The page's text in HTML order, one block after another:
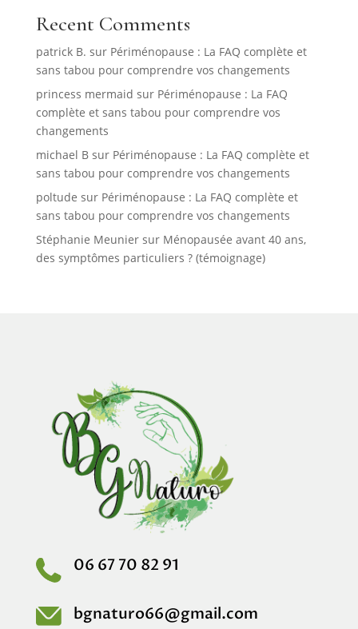
Recent Comments
patrick B. sur Périménopause : La FAQ complète et
sans tabou pour comprendre vos changements
princess mermaid sur Périménopause : La FAQ
complète et sans tabou pour comprendre vos
changements
michael Bsur Périménopause : La FAQ complète et
sans tabou pour comprendre vos changements
poltude sur Périménopause : La FAQ complète et
sans tabou pour comprendre vos changements
Stéphanie Meuniersur Ménopausée avant 40 ans,
des symptômes particuliers ? (témoignage)
06 67 70 82 91
bgnaturo66@gmail.com